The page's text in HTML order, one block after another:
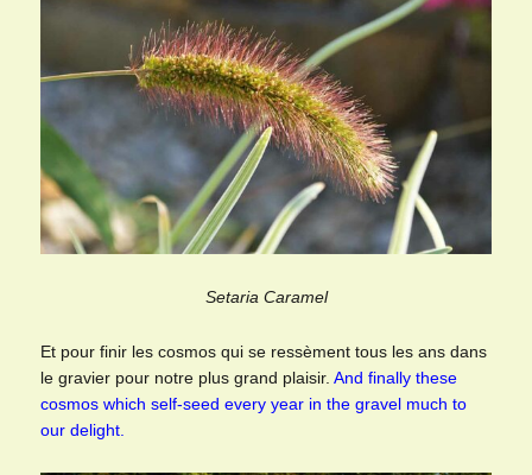
Setaria Caramel
Et pour finir les cosmos qui se ressèment tous les ans dans
le gravier pour notre plus grand plaisir.And finally these
cosmos which self-seed every year in the gravel much to
our delight.